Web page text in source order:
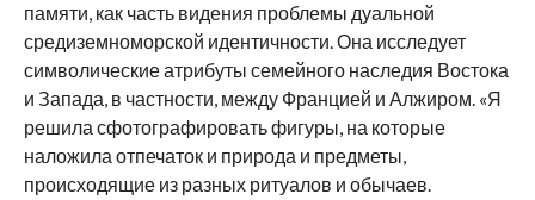
памяти, как часть видения проблемы дуальной
средиземноморской идентичности. Она исследует
символические атрибуты семейного наследия Востока
и Запада, в частности, между Францией и Алжиром. «Я
решила сфотографировать фигуры, на которые
наложила отпечаток и природа и предметы,
происходящие из разных ритуалов и обычаев.